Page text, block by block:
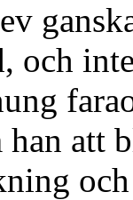
och
han att